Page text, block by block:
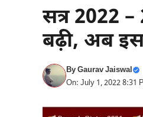
सत्र 2022
बढ़ी, अब
ByGaurav Jaiswal
On: July 1, 2022 8:31